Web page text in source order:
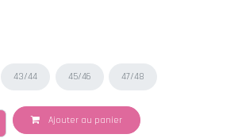
43/44 45/46 47/48
Ajouter au panier